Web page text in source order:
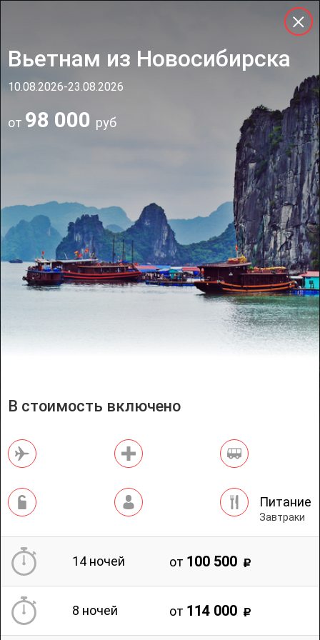
Горящие туры
Успевай, пока не остыли
Вьетнам из Новосибирска
10.08.2026-23.08.2026
от 98 000 руб
В стоимость включено
Питание
Завтраки
14 ночей от 100 500
8 ночей от 114 000
Бронирование отелей
Визовый центр
Контакты
Реквизиты банка
Способы оплаты
+7 (3842) 75-62-22
ул.Весенняя, 23